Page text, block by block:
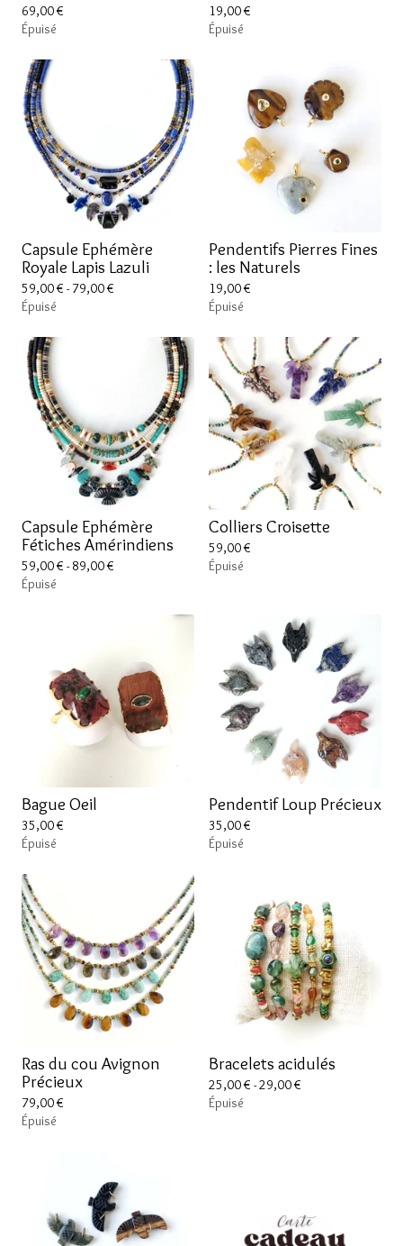
69,00€
Épuisé
19,00€
Épuisé
Capsule Ephémère
Royale Lapis Lazuli
59,00€ - 79,00€
Épuisé
Pendentifs Pierres Fines
: les Naturels
19,00€
Épuisé
Capsule Ephémère
Fétiches Amérindiens
59,00€ - 89,00€
Épuisé
Colliers Croisette
59,00€
Épuisé
Bague Oeil
35,00€
Épuisé
Pendentif Loup Précieux
35,00€
Épuisé
Ras du cou Avignon
Précieux
79,00€
Épuisé
Bracelets acidulés
25,00€ - 29,00€
Épuisé